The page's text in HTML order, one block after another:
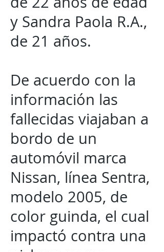
y Sandra Paola R.A.,
de 21 años.
De acuerdo con la
información las
fallecidas viajaban a
bordo de un
automóvil marca
Nissan, línea Sentra,
modelo 2005, de
color guinda, el cual
impactó contra una